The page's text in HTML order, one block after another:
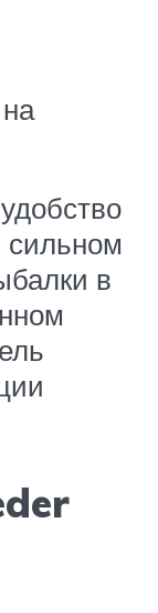
сильном
в